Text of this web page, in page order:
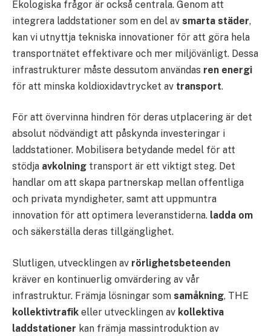
Ekologiska frågor är också centrala. Genom att
integrera laddstationer som en del av smarta städer,
kan vi utnyttja tekniska innovationer för att göra hela
transportnätet effektivare och mer miljövänligt. Dessa
infrastrukturer måste dessutom användas ren energi
för att minska koldioxidavtrycket av transport.
För att övervinna hindren för deras utplacering är det
absolut nödvändigt att påskynda investeringar i
laddstationer. Mobilisera betydande medel för att
stödja avkolning transport är ett viktigt steg. Det
handlar om att skapa partnerskap mellan offentliga
och privata myndigheter, samt att uppmuntra
innovation för att optimera leveranstiderna. ladda om
och säkerställa deras tillgänglighet.
Slutligen, utvecklingen av rörlighetsbeteenden
kräver en kontinuerlig omvärdering av vår
infrastruktur. Främja lösningar som samåkning, THE
kollektivtrafik eller utvecklingen av kollektiva
laddstationer kan främja massintroduktion av